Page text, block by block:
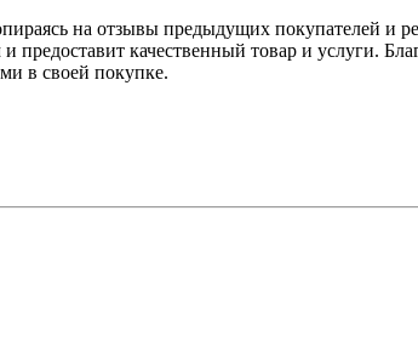
на отзывы предыдущих покупателей и
качественный товар и услуги.
в своей покупке.